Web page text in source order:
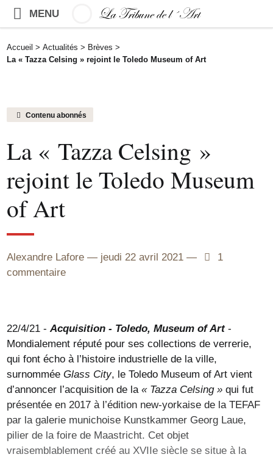
MENU
Accueil > Actualités > Brèves >
La « Tazza Celsing » rejoint le Toledo Museum of Art
Contenu abonnés
La « Tazza Celsing »
rejoint le Toledo Museum
of Art
Alexandre Lafore jeudi 22 avril 2021 1
1
commentaire
22/4/21 -Acquisition - Toledo, Museum of Art -
Mondialement réputé pour ses collections de verrerie,
qui font écho à l’histoire industrielle de la ville,
surnomméeGlass City, le Toledo Museum of Art vient
d’annoncer l’acquisition de la« Tazza Celsing » qui fut
présentée en 2017 à l’édition new-yorkaise de la TEFAF
par la galerie munichoise Kunstkammer Georg Laue,
pilier de la foire de Maastricht. Cet objet
vraisemblablement créé au XVIIe siècle se situe à la